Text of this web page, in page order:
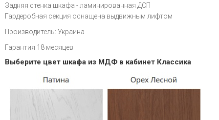
Задняя стенка шкафа - ламинированная ДСП
Гардеробная секция оснащена выдвижным лифтом
Производитель: Украина
Гарантия 18 месяцев
Выберите цвет шкафа из МДФ в кабинет Классика